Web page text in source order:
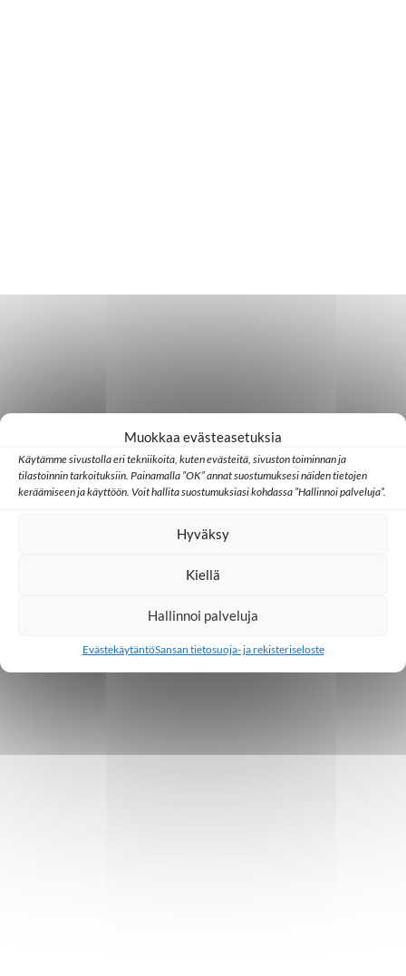
Muokkaa evästeasetuksia
Käytämme sivustolla eri tekniikoita, kuten evästeitä, sivuston toiminnan ja
tilastoinnin tarkoituksiin. Painamalla ”OK” annat suostumuksesi näiden tietojen
keräämiseen ja käyttöön. Voit hallita suostumuksiasi kohdassa ”Hallinnoi palveluja”.
Hyväksy
Kiellä
Hallinnoi palveluja
EvästekäytäntöSansan tietosuoja- ja rekisteriseloste